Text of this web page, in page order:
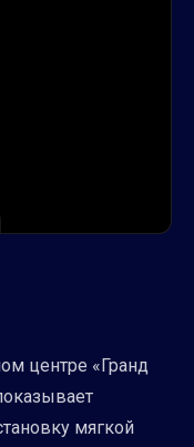
центре «Гранд
мягкой